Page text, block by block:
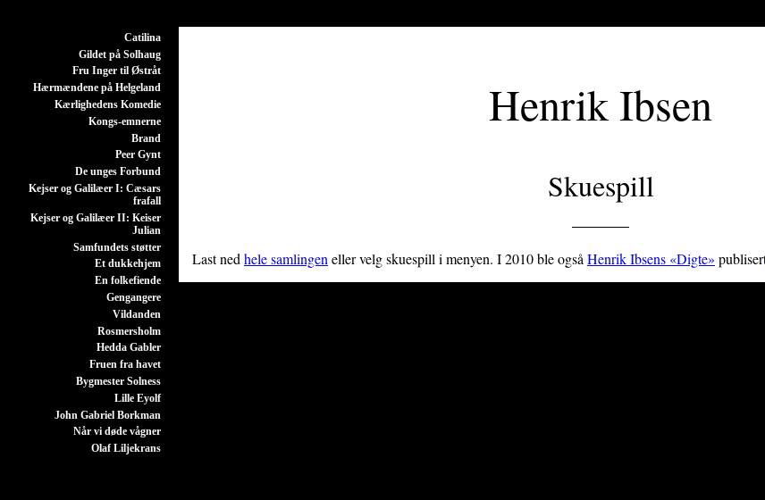
Catilina
Gildet på Solhaug
Fru Inger til Østråt
Hærmændene på Helgeland
Kærlighedens Komedie
Kongs-emnerne
Brand
Peer Gynt
De unges Forbund
Kejser og Galilæer I: Cæsars
frafall
Kejser og Galilæer II: Keiser
Julian
Samfundets støtter
Et dukkehjem
En folkefiende
Gengangere
Vildanden
Rosmersholm
Hedda Gabler
Fruen fra havet
Bygmester Solness
Lille Eyolf
John Gabriel Borkman
Når vi døde vågner
Olaf Liljekrans
Henrik Ibsen
Skuespill
Last ned hele samlingen eller velg skuespill i menyen. I 2010 ble også Henrik Ibsens «Digte»